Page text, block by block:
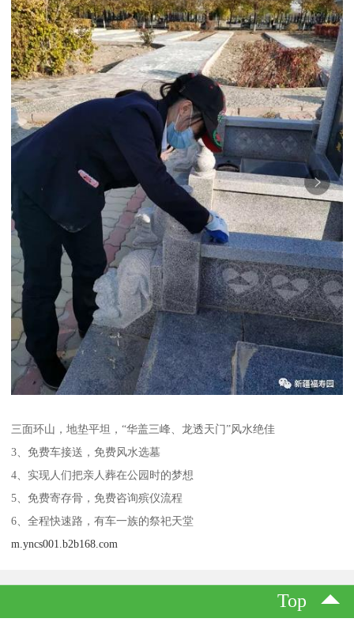
三面环山，地垫平坦，“华盖三峰、龙透天门”风水绝佳
3、免费车接送，免费风水选墓
4、实现人们把亲人葬在公园时的梦想
5、免费寄存骨，免费咨询殡仪流程
6、全程快速路，有车一族的祭祀天堂
m.yncs001.b2b168.com
Top